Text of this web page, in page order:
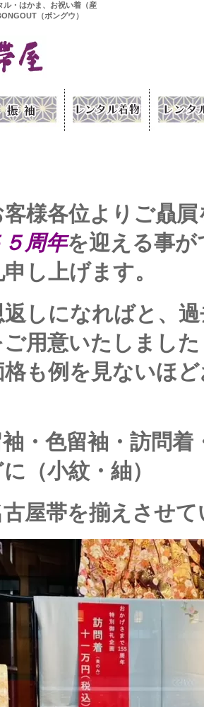
ル・はかま、お祝い着（産
（ボングウ）
客様各位よりご贔
５周年を迎える事
し上げます。
しになればと、
用意いたしました
も例を見ないほ
・色留袖・訪問着
（小紋・紬）
屋帯を揃えさせ